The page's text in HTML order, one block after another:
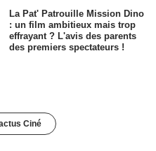
La Pat' Patrouille Mission Dino
: un film ambitieux mais trop
effrayant ? L'avis des parents
des premiers spectateurs !
Ciné